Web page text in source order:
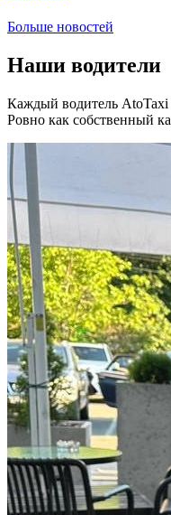
Больше новостей
Наши водители
Каждый водитель AtoTaxi
Ровно как собственный